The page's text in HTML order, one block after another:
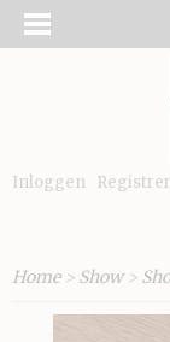
Inloggen
Home> Show>